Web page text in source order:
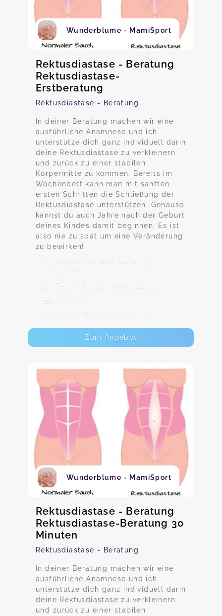
Wunderblume - MamiSport
Rektusdiastase - Beratung
Rektusdiastase-
Erstberatung
Rektusdiastase - Beratung
In deiner Beratung machen wir eine
ausführliche Anamnese und ich
unterstütze dich ganz individuell darin
deine Rektusdiastase zu verkleinern
und zurück zu einer stabilen
Körpermitte zu kommen. Bereits im
Wochenbett kann man mit sanften
ersten Schritten die Schließung der
Rektusdiastase unterstützen. Genauso
kannst du auch Jahre nach der Geburt
deines Kindes damit beginnen. Es ist
also nie zu spät um eine Veränderung
zu bewirken!
Ottener Straße, 22, 87494
Rückholz
Termine nach Vereinbarung
68,00 €
Max. 6 TeilnehmerInnen
Zum Angebot
Wunderblume - MamiSport
Rektusdiastase - Beratung
Rektusdiastase-Beratung 30
Minuten
Rektusdiastase - Beratung
In deiner Beratung machen wir eine
ausführliche Anamnese und ich
unterstütze dich ganz individuell darin
deine Rektusdiastase zu verkleinern
und zurück zu einer stabilen